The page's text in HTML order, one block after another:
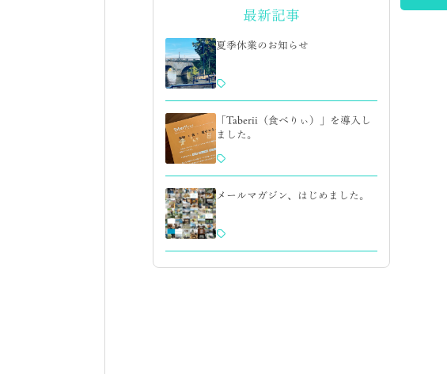
最新記事
夏季休業のお知らせ
「Taberii（食べりぃ）」を導入し
ました。
メールマガジン、はじめました。